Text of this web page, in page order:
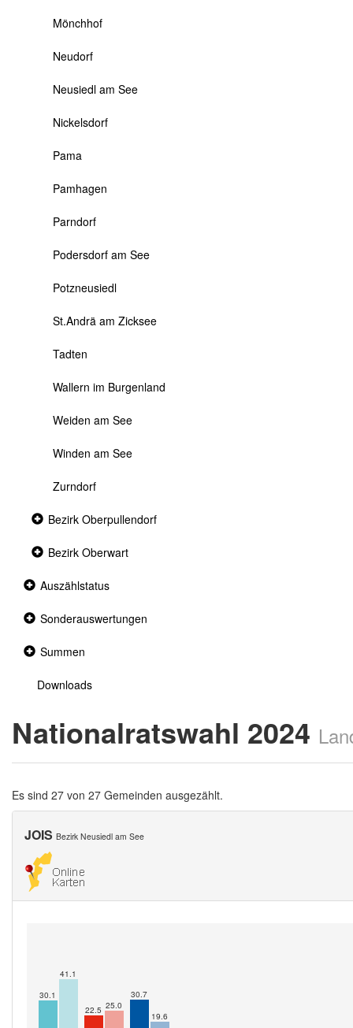
Mönchhof
Neudorf
Neusiedl am See
Nickelsdorf
Pama
Pamhagen
Parndorf
Podersdorf am See
Potzneusiedl
St.Andrä am Zicksee
Tadten
Wallern im Burgenland
Weiden am See
Winden am See
Zurndorf
Collapsed
Bezirk Oberpullendorf
Collapsed
Bezirk Oberwart
Collapsed
Auszählstatus
Collapsed
Sonderauswertungen
Collapsed
Summen
Downloads
Nationalratswahl 2024
Es sind 27 von 27 Gemeinden ausgezählt.
JOIS Bezirk Neusiedl am See
30.1
41.1
22.5 25.0
30.7
19.6